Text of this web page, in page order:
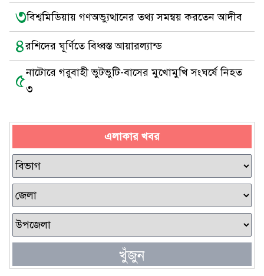
৩বিশ্বমিডিয়ায় গণঅভ্যুত্থানের তথ্য সমন্বয় করতেন আদীব
৪রশিদের ঘূর্ণিতে বিধ্বস্ত আয়ারল্যান্ড
৫নাটোরে গরুবাহী ভুটভুটি-বাসের মুখোমুখি সংঘর্ষে নিহত
৩
এলাকার খবর
খুঁজুন